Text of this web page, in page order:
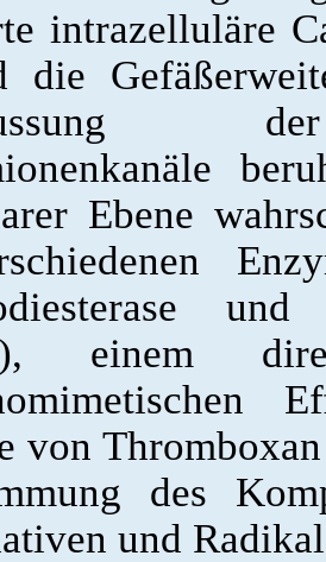
intrazelluläre
die
der
Ebene
einem
von
des
und